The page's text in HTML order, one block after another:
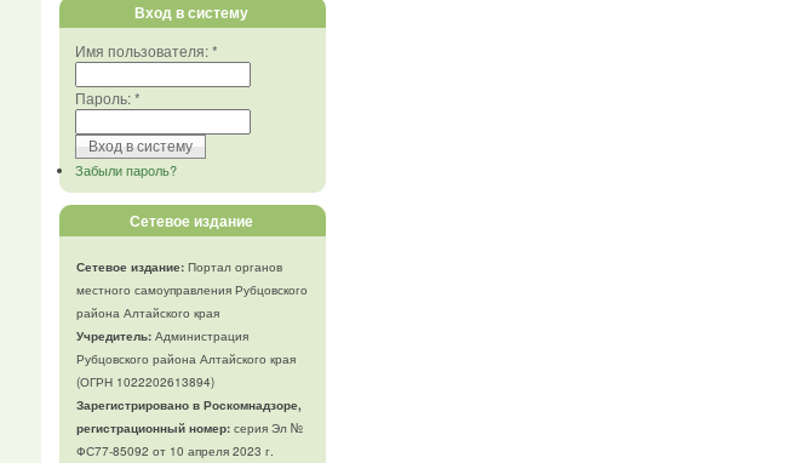
Вход в систему
Имя пользователя:*
Пароль:*
Забыли пароль?
Сетевое издание
Сетевое издание:Портал органов
местного самоуправления Рубцовского
района Алтайского края
Учредитель:Администрация
Рубцовского района Алтайского края
(ОГРН 1022202613894)
Зарегистрировано в Роскомнадзоре,
регистрационный номер:серия Эл №
ФС77-85092 от 10 апреля 2023 г.